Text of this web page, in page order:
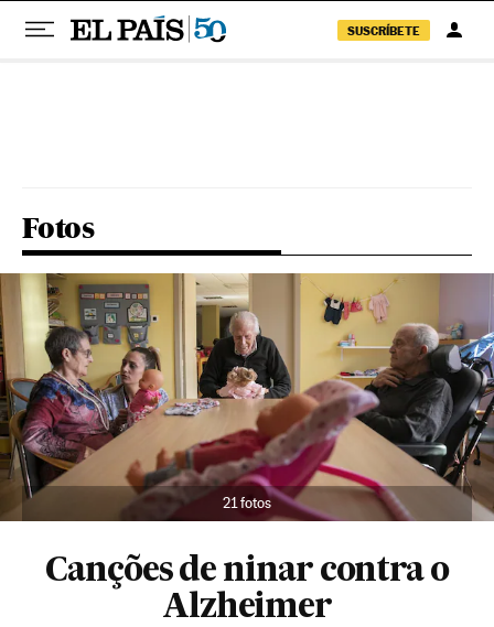
SUSCRÍBETE
Fotos
21 fotos
Canções de ninar contra o
Alzheimer